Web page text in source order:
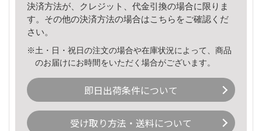
決済方法が、クレジット、代金引換の場合に限りま
す。その他の決済方法の場合はこちら をご確認くだ
さい。
※土・日・祝日の注文の場合や在庫状況によって、商品
のお届けにお時間をいただく場合がございます。
即日出荷条件について
受け取り方法・送料について